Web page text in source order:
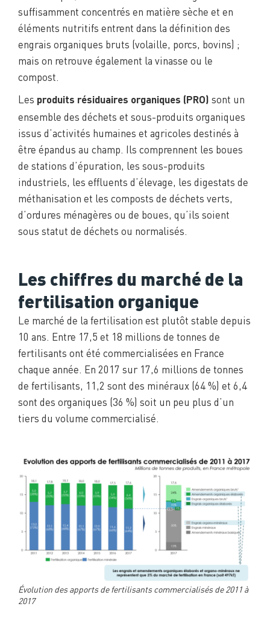
suffisamment concentrés en matière sèche et en
éléments nutritifs entrent dans la définition des
engrais organiques bruts (volaille, porcs, bovins) ;
mais on retrouve également la vinasse ou le
compost.
Les produits résiduaires organiques (PRO) sont un
ensemble des déchets et sous-produits organiques
issus d’activités humaines et agricoles destinés à
être épandus au champ. Ils comprennent les boues
de stations d’épuration, les sous-produits
industriels, les effluents d’élevage, les digestats de
méthanisation et les composts de déchets verts,
d’ordures ménagères ou de boues, qu’ils soient
sous statut de déchets ou normalisés.
Les chiffres du marché de la
fertilisation organique
Le marché de la fertilisation est plutôt stable depuis
10 ans. Entre 17,5 et 18 millions de tonnes de
fertilisants ont été commercialisées en France
chaque année. En 2017 sur 17,6 millions de tonnes
de fertilisants, 11,2 sont des minéraux (64 %) et 6,4
sont des organiques (36 %) soit un peu plus d’un
tiers du volume commercialisé.
Évolution des apports de fertilisants commercialisés de 2011 à
2017